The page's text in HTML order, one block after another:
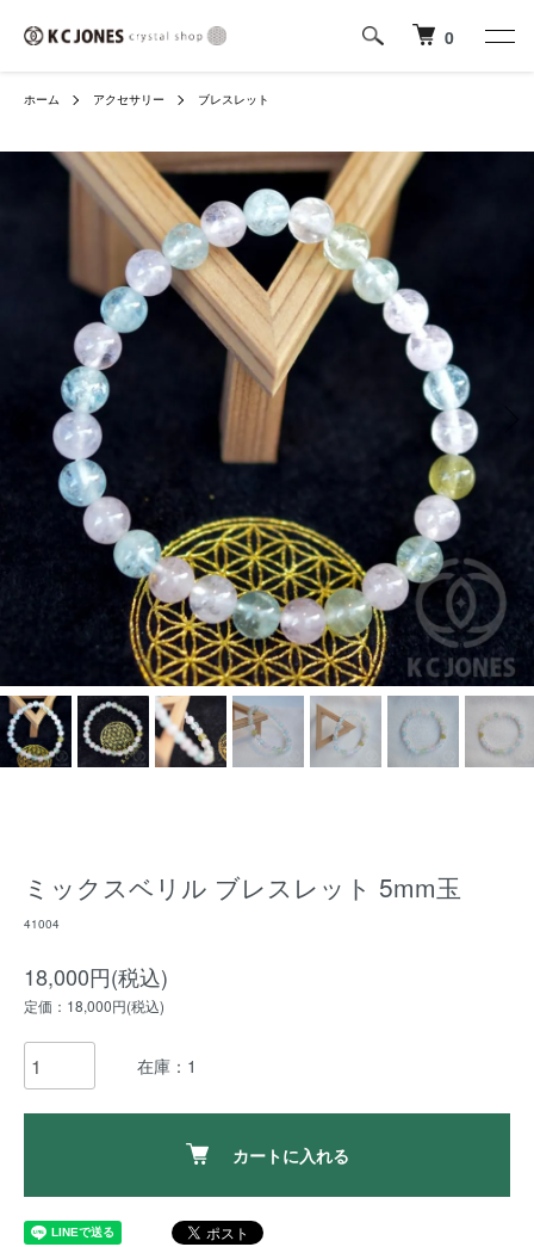
0
ホーム アクセサリー ブレスレット
ミックスベリル ブレスレット 5mm玉
41004
18,000円(税込)
定価：18,000円(税込)
在庫：1
カートに入れる